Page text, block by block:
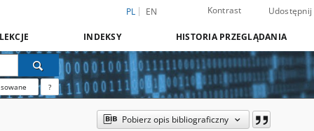
PL EN Kontrast Udostępnij
INDEKSY HISTORIA PRZEGLĄDANIA
?
Pobierz opis bibliograficzny